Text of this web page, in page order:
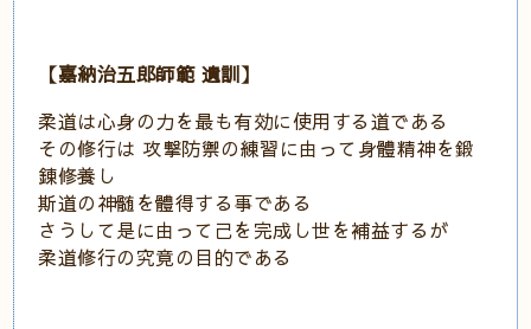
【嘉納治五郎師範 遺訓】
柔道は心身の力を最も有効に使用する道である
その修行は 攻撃防禦の練習に由って身體精神を鍛
錬修養し
斯道の神髄を體得する事である
さうして是に由って己を完成し世を補益するが
柔道修行の究竟の目的である